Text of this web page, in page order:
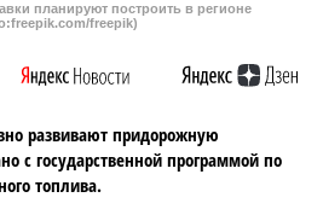
планируют построить в регионе
freepik)
развивают придорожную
с государственной программой по
топлива.